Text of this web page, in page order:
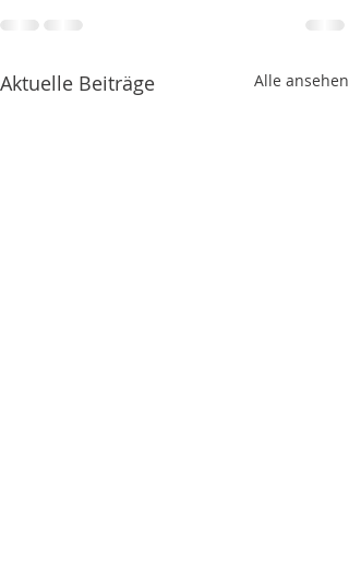
Aktuelle Beiträge Alle ansehen